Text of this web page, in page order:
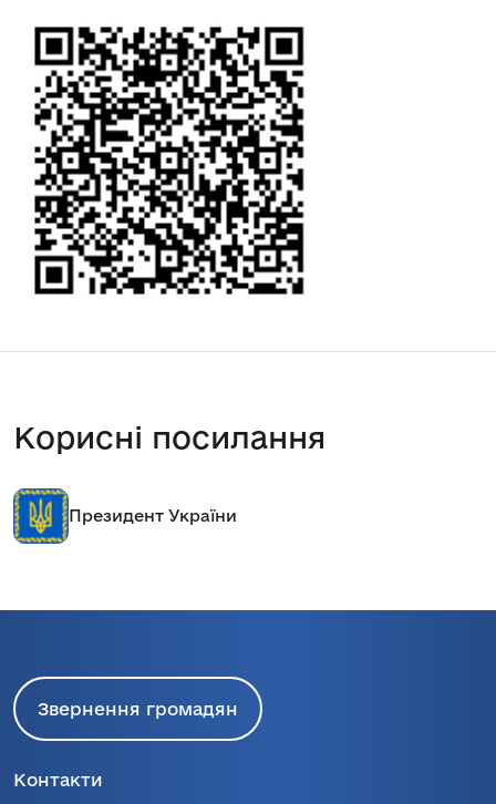
Корисні посилання
України
Звернення громадян
Контакти